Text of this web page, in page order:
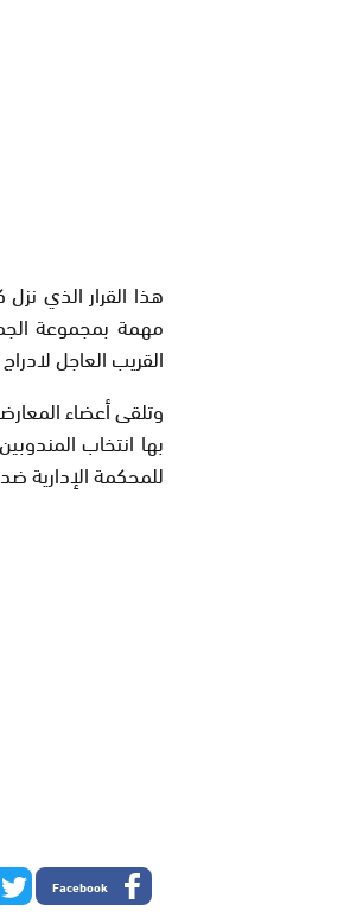
هذا القرار الذي
القريب العاجل
وتلقى أعضاء
بها انتخاب
للمحكمة الإدارية
Facebook